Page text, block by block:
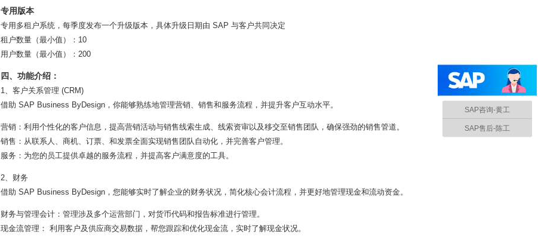
专用版本
专用多租户系统，每季度发布一个升级版本，具体升级日期由 SAP 与客户共同决定
租户数量（最小值）：10
用户数量（最小值）：200
四、功能介绍：
1、客户关系管理 (CRM)
借助 SAP Business ByDesign，你能够熟练地管理营销、销售和服务流程，并提升客户互动水平。
营销：利用个性化的客户信息，提高营销活动与销售线索生成、线索资审以及移交至销售团队，确保强劲的销售管道。
销售：从联系人、商机、订票、和发票全面实现销售团队自动化，并完善客户管理。
服务：为您的员工提供卓越的服务流程，并提高客户满意度的工具。
2、财务
借助 SAP Business ByDesign，您能够实时了解企业的财务状况，简化核心会计流程，并更好地管理现金和流动资金。
财务与管理会计：管理涉及多个运营部门，对货币代码和报告标准进行管理。
现金流管理： 利用客户及供应商交易数据，帮您跟踪和优化现金流，实时了解现金状况。
SAP咨询-黄工
SAP售后-陈工